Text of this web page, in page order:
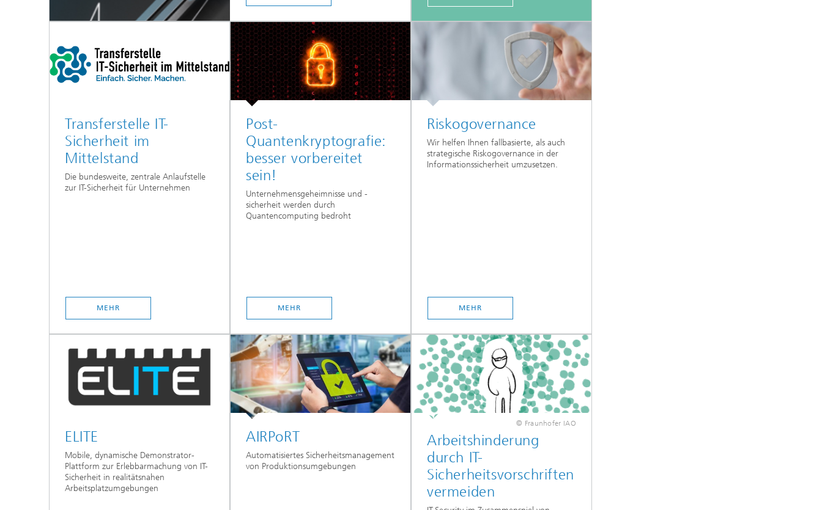
Transferstelle IT-
Sicherheit im
Mittelstand
Die bundesweite, zentrale Anlaufstelle
zur IT-Sicherheit für Unternehmen
MEHR
Post-
Quantenkryptografie:
besser vorbereitet
sein!
Unternehmensgeheimnisse und -
sicherheit werden durch
Quantencomputing bedroht
MEHR
Riskogovernance
Wir helfen Ihnen fallbasierte, als auch
strategische Riskogovernance in der
Informationssicherheit umzusetzen.
MEHR
ELITE
Mobile, dynamische Demonstrator-
Plattform zur Erlebbarmachung von IT-
Sicherheit in realitätsnahen
Arbeitsplatzumgebungen
AIRPoRT
Automatisiertes Sicherheitsmanagement
von Produktionsumgebungen
© Fraunhofer IAO
Arbeitshinderung
durch IT-
Sicherheitsvorschriften
vermeiden